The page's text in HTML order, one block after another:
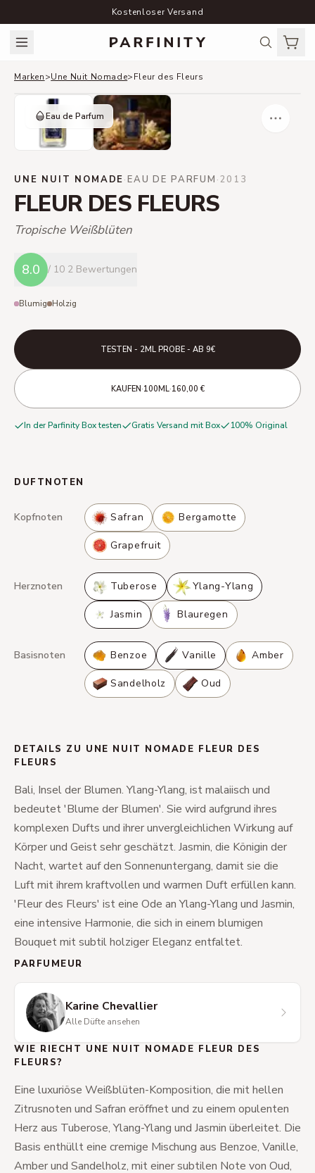
Kostenloser Versand
Marken>Une Nuit Nomade>Fleur des Fleurs
Eau de Parfum
UNE NUIT NOMADE·EAU DE PARFUM ·2013
FLEUR DES FLEURS
Tropische Weißblüten
8.0 / 10 2 Bewertungen
Blumig Holzig
TESTEN - 2ML PROBE - AB 9€
KAUFEN·100ML·160,00 €
In der Parfinity Box testen Gratis Versand mit Box 100% Original
DUFTNOTEN
Kopfnoten Safran Bergamotte
Grapefruit
Herznoten Tuberose Ylang-Ylang
Jasmin Blauregen
Basisnoten Benzoe Vanille Amber
Sandelholz Oud
DETAILS ZU UNE NUIT NOMADE FLEUR DES
FLEURS
Bali, Insel der Blumen. Ylang-Ylang, ist malaiisch und
bedeutet 'Blume der Blumen'. Sie wird aufgrund ihres
komplexen Dufts und ihrer unvergleichlichen Wirkung auf
Körper und Geist sehr geschätzt. Jasmin, die Königin der
Nacht, wartet auf den Sonnenuntergang, damit sie die
Luft mit ihrem kraftvollen und warmen Duft erfüllen kann.
'Fleur des Fleurs' ist eine Ode an Ylang-Ylang und Jasmin,
eine intensive Harmonie, die sich in einem blumigen
Bouquet mit subtil holziger Eleganz entfaltet.
PARFUMEUR
Karine Chevallier
Alle Düfte ansehen
WIE RIECHT UNE NUIT NOMADE FLEUR DES
FLEURS?
Eine luxuriöse Weißblüten-Komposition, die mit hellen
Zitrusnoten und Safran eröffnet und zu einem opulenten
Herz aus Tuberose, Ylang-Ylang und Jasmin überleitet. Die
Basis enthüllt eine cremige Mischung aus Benzoe, Vanille,
Amber und Sandelholz, mit einer subtilen Note von Oud,